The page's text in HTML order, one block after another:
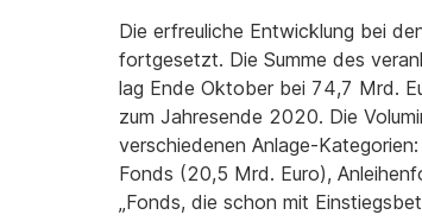
Die erfreuliche Entwicklung bei
fortgesetzt. Die Summe des
lag Ende Oktober bei 74,7 Mrd.
zum Jahresende 2020. Die
verschiedenen Anlage-
Fonds (20,5 Mrd. Euro),
„Fonds, die schon mit